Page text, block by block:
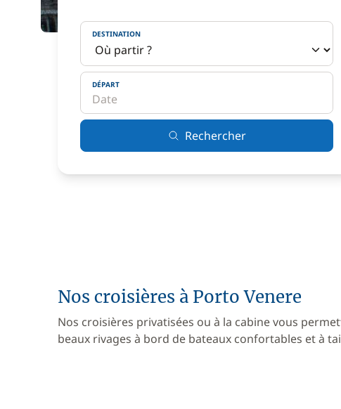
DESTINATION
DÉPART
Rechercher
Nos croisières à Porto Venere
Nos croisières privatisées ou à la cabine vous
beaux rivages à bord de bateaux confortables et à